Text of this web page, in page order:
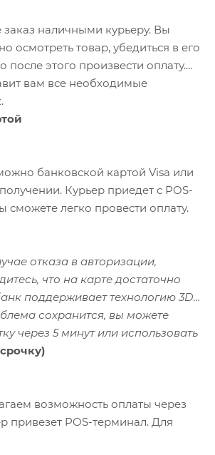
заказ наличными курьеру. Вы
осмотреть товар, убедиться в его
после этого произвести оплату.
вам все необходимые
банковской картой Visa или
Курьер приедет с POS-
сможете легко провести оплату.
отказа в авторизации,
что на карте достаточно
поддерживает технологию 3D-
сохранится, вы можете
через 5 минут или использовать
возможность оплаты через
привезет POS-терминал. Для